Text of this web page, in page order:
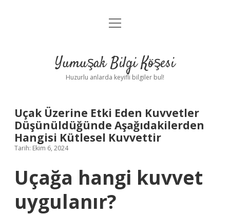
Anasayfa
Yasal Uyarı
menüyü
Yumuşak Bilgi Köşesi
Huzurlu anlarda keyifli bilgiler bul!
Uçak Üzerine Etki Eden Kuvvetler
Düşünüldüğünde Aşağıdakilerden
Hangisi Kütlesel Kuvvettir
Tarih: Ekim 6, 2024
Uçağa hangi kuvvet
uygulanır?